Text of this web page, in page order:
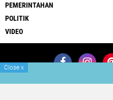
PEMERINTAHAN
POLITIK
VIDEO
Join Now Redaksi
Close x